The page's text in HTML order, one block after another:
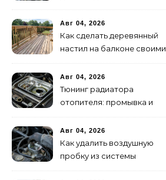
Авг 04, 2026
Как сделать деревянный
настил на балконе своими
инструкция
Авг 04, 2026
Тюнинг радиатора
отопителя: промывка и
Авг 04, 2026
Как удалить воздушную
пробку из системы